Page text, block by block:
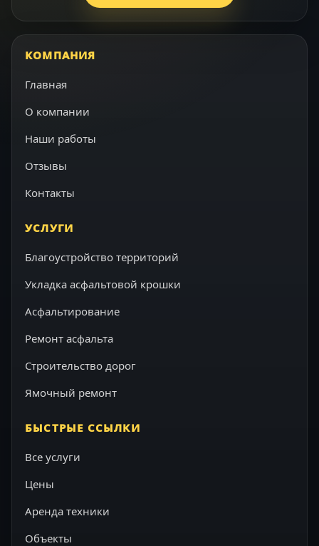
КОМПАНИЯ
Главная
О компании
Наши работы
Отзывы
Контакты
УСЛУГИ
Благоустройство территорий
Укладка асфальтовой крошки
Асфальтирование
Ремонт асфальта
Строительство дорог
Ямочный ремонт
БЫСТРЫЕ ССЫЛКИ
Все услуги
Цены
Аренда техники
Объекты